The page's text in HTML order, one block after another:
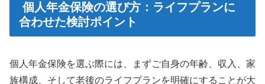
個人年金保険の選び方：ライフプランに
合わせた検討ポイント
個人年金保険を選ぶ際には、まずご自身の年齢、収入、家
族構成、そして老後のライフプランを明確にすることが大